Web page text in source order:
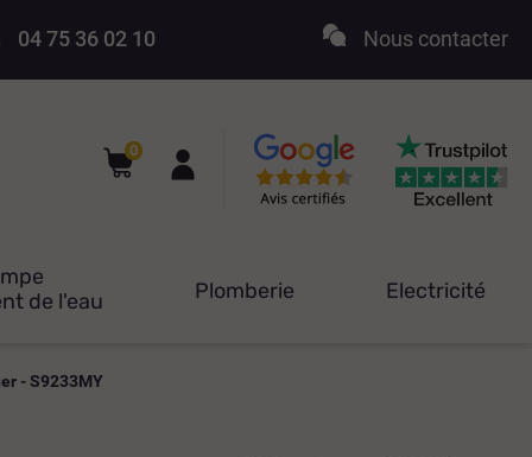
04 75 36 02 10 Nous contacter
0
de l'eau
Plomberie Electricité
- S9233MY